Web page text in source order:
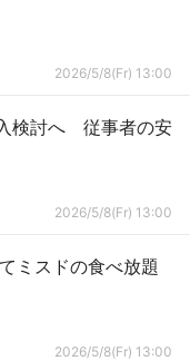
2026/5/8(Fr) 13:00
検討へ 従事者の安
2026/5/8(Fr) 13:00
ミスドの食べ放題
2026/5/8(Fr) 13:00